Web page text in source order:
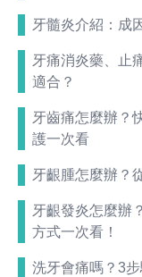
牙髓炎介紹：成
牙痛消炎藥、止
適合？
牙齒痛怎麼辦？
護一次看
牙齦腫怎麼辦？
牙齦發炎怎麼辦
方式一次看！
洗牙會痛嗎？3